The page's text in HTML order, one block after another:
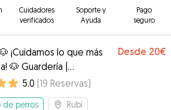
Cuidadores
verificados
Soporte y
Ayuda
Pago
seguro
¡Cuidamos lo que más
🐶 Guardería |
| Paseos
Desde 20€
5.0 (19 Reservas)
de perros
Rubí